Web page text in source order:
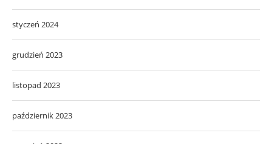
styczeń 2024
grudzień 2023
listopad 2023
październik 2023